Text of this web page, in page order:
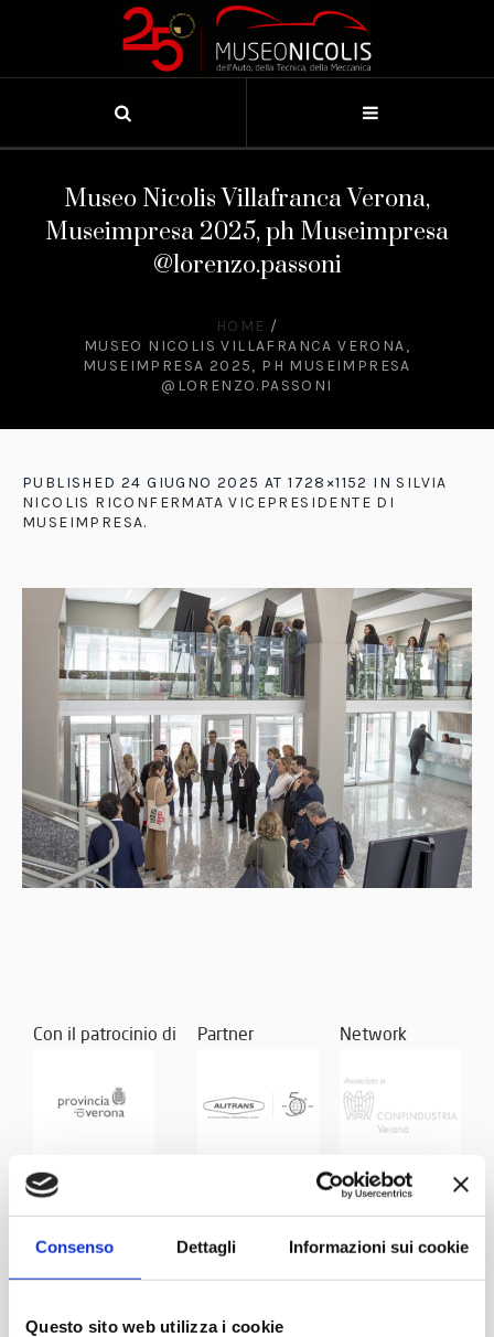
Consenso Dettagli Informazioni sui cookie
Questo sito web utilizza i cookie
Museo Nicolis Villafranca Verona,
Museimpresa 2025, ph Museimpresa
@lorenzo.passoni
HOME /
MUSEO NICOLIS VILLAFRANCA VERONA,
MUSEIMPRESA 2025, PH MUSEIMPRESA
@LORENZO.PASSONI
PUBLISHED 24 GIUGNO 2025 AT 1728×1152 IN SILVIA
NICOLIS RICONFERMATA VICEPRESIDENTE DI
MUSEIMPRESA.
Con il patrocinio di Partner Network